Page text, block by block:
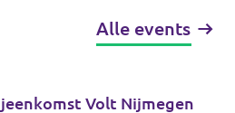
Alle events
Volt Nijmegen